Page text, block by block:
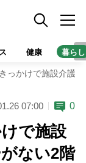
健康 暮らし
きっかけで施設介護
07:00 0
で施設
ない2階